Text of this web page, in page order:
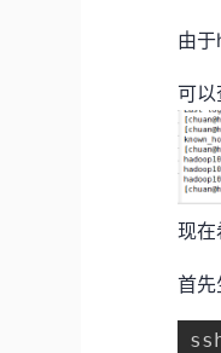
由
可以
现在
首